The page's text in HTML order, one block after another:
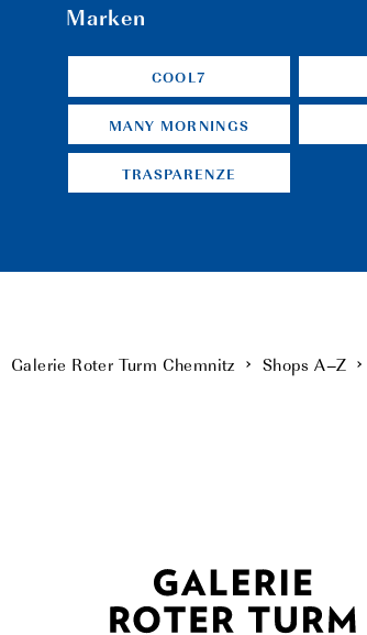
Marken
COOL7
MANY MORNINGS
TRASPARENZE
Galerie Roter Turm Chemnitz Shops A–Z